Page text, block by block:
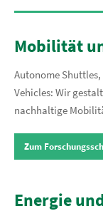
Mobilität
Autonome
Vehicles: Wir
nachhaltige
Zum
Energie